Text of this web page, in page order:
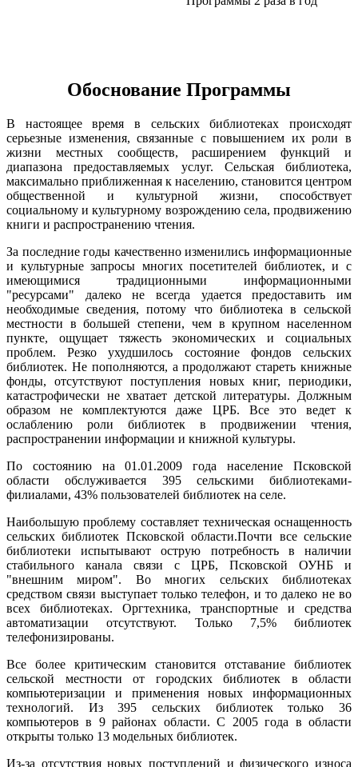
Обоснование Программы
В настоящее время в сельских библиотеках происходят
серьезные изменения, связанные с повышением их роли в
жизни местных сообществ, расширением функций и
диапазона предоставляемых услуг. Сельская библиотека,
максимально приближенная к населению, становится центром
общественной и культурной жизни, способствует
социальному и культурному возрождению села, продвижению
книги и распространению чтения.
За последние годы качественно изменились информационные
и культурные запросы многих посетителей библиотек, и с
имеющимися традиционными информационными
"ресурсами" далеко не всегда удается предоставить им
необходимые сведения, потому что библиотека в сельской
местности в большей степени, чем в крупном населенном
пункте, ощущает тяжесть экономических и социальных
проблем. Резко ухудшилось состояние фондов сельских
библиотек. Не пополняются, а продолжают стареть книжные
фонды, отсутствуют поступления новых книг, периодики,
катастрофически не хватает детской литературы. Должным
образом не комплектуются даже ЦРБ. Все это ведет к
ослаблению роли библиотек в продвижении чтения,
распространении информации и книжной культуры.
По состоянию на 01.01.2009 года население Псковской
области обслуживается 395 сельскими библиотеками-
филиалами, 43% пользователей библиотек на селе.
Наибольшую проблему составляет техническая оснащенность
сельских библиотек Псковской области.Почти все сельские
библиотеки испытывают острую потребность в наличии
стабильного канала связи с ЦРБ, Псковской ОУНБ и
"внешним миром". Во многих сельских библиотеках
средством связи выступает только телефон, и то далеко не во
всех библиотеках. Оргтехника, транспортные и средства
автоматизации отсутствуют. Только 7,5% библиотек
телефонизированы.
Все более критическим становится отставание библиотек
сельской местности от городских библиотек в области
компьютеризации и применения новых информационных
технологий. Из 395 сельских библиотек только 36
компьютеров в 9 районах области. С 2005 года в области
открыты только 13 модельных библиотек.
Из-за отсутствия новых поступлений и физического износа